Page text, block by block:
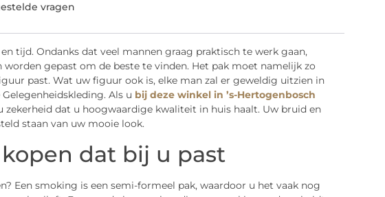
vragen
tijd. Ondanks dat veel mannen graag praktisch te werk gaan,
worden gepast om de beste te vinden. Het pak moet namelijk zo
past. Wat uw figuur ook is, elke man zal er geweldig uitzien in
Als u bij deze winkel in ’s-Hertogenbosch
zekerheid dat u hoogwaardige kwaliteit in huis haalt. Uw bruid en
staan van uw mooie look.
dat bij u past
Een smoking is een semi-formeel pak, waardoor u het vaak nog